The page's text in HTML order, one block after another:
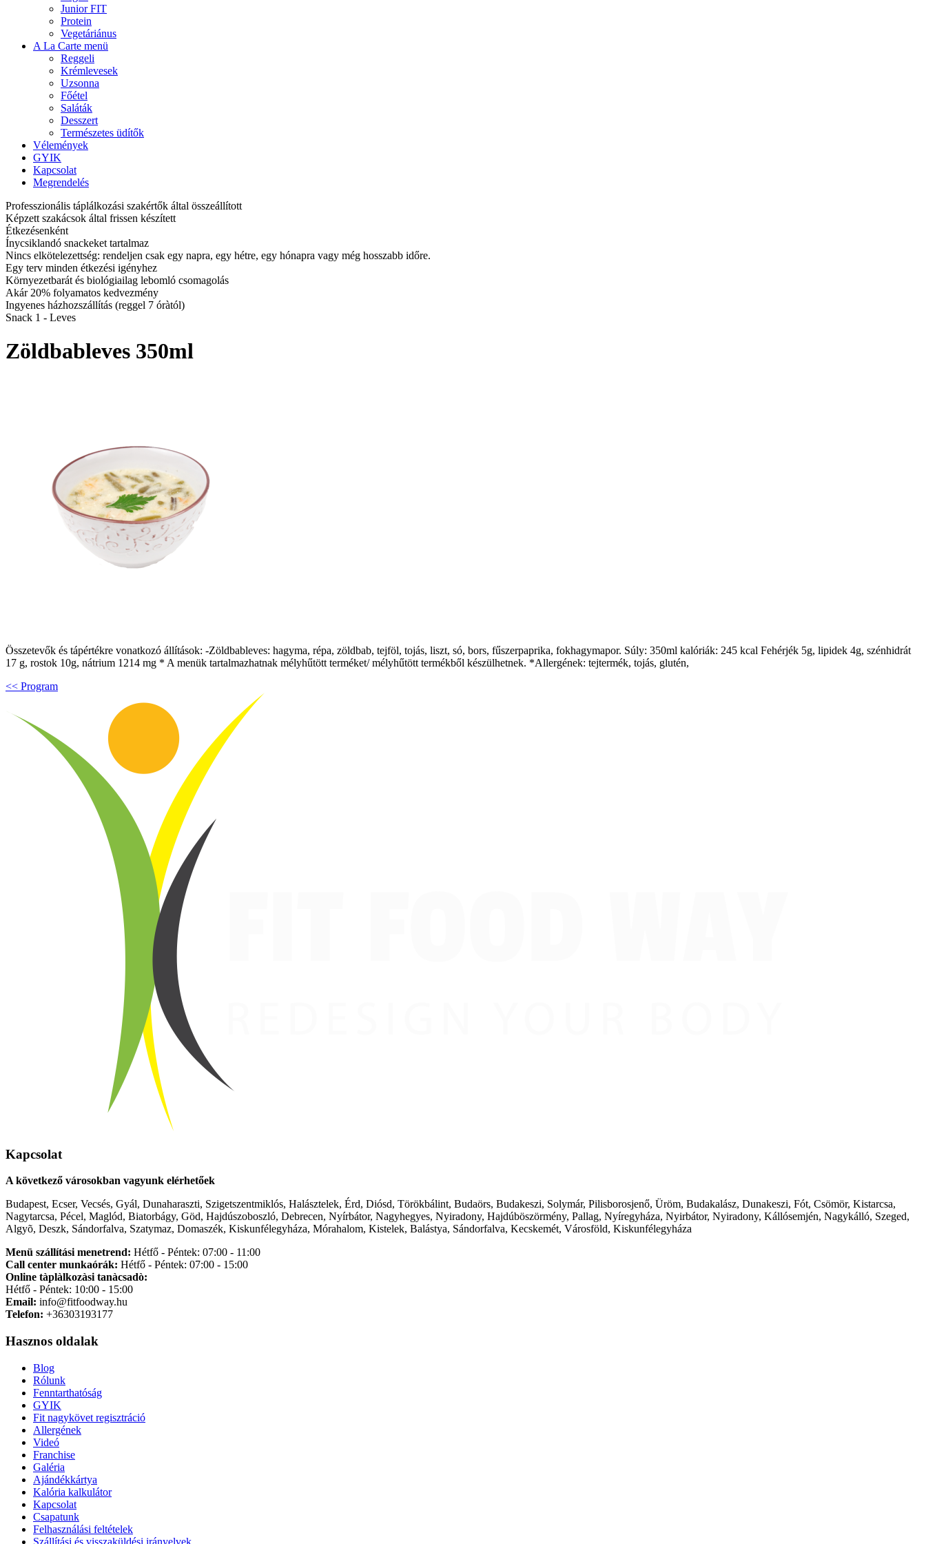
Junior FIT
Protein
Vegetáriánus
A La Carte menü
Reggeli
Krémlevesek
Uzsonna
Főétel
Saláták
Desszert
Természetes üdítők
Vélemények
GYIK
Kapcsolat
Megrendelés
Professzionális táplálkozási szakértők által összeállított
Képzett szakácsok által frissen készített
Étkezésenként
Ínycsiklandó snackeket tartalmaz
Nincs elkötelezettség: rendeljen csak egy napra, egy hétre, egy hónapra vagy még hosszabb időre.
Egy terv minden étkezési igényhez
Környezetbarát és biológiailag lebomló csomagolás
Akár 20% folyamatos kedvezmény
Ingyenes házhozszállítás (reggel 7 óràtól)
Snack 1 - Leves
Zöldbableves 350ml
Összetevők és tápértékre vonatkozó állítások: -Zöldbableves: hagyma, répa, zöldbab, tejföl, tojás, liszt, só, bors, fűszerpaprika, fokhagymapor. Súly: 350ml kalóriák: 245 kcal Fehérjék 5g, lipidek 4g, szénhidrát
17 g, rostok 10g, nátrium 1214 mg * A menük tartalmazhatnak mélyhűtött terméket/ mélyhűtött termékből készülhetnek. *Allergének: tejtermék, tojás, glutén,
<< Program
Kapcsolat
A következő városokban vagyunk elérhetőek
Budapest, Ecser, Vecsés, Gyál, Dunaharaszti, Szigetszentmiklós, Halásztelek, Érd, Diósd, Törökbálint, Budaörs, Budakeszi, Solymár, Pilisborosjenő, Üröm, Budakalász, Dunakeszi, Fót, Csömör, Kistarcsa,
Nagytarcsa, Pécel, Maglód, Biatorbágy, Göd, Hajdúszoboszló, Debrecen, Nyírbátor, Nagyhegyes, Nyiradony, Hajdúböszörmény, Pallag, Nyíregyháza, Nyirbátor, Nyiradony, Kállósemjén, Nagykálló, Szeged,
Algyõ, Deszk, Sándorfalva, Szatymaz, Domaszék, Kiskunfélegyháza, Mórahalom, Kistelek, Balástya, Sándorfalva, Kecskemét, Városföld, Kiskunfélegyháza
Menü szállítási menetrend: Hétfő - Péntek: 07:00 - 11:00
Call center munkaórák: Hétfő - Péntek: 07:00 - 15:00
Online tàplàlkozàsi tanàcsadò:
Hétfő - Péntek: 10:00 - 15:00
Email: info@fitfoodway.hu
Telefon: +36303193177
Hasznos oldalak
Blog
Rólunk
Fenntarthatóság
GYIK
Fit nagykövet regisztráció
Allergének
Videó
Franchise
Galéria
Ajándékkártya
Kalória kalkulátor
Kapcsolat
Csapatunk
Felhasználási feltételek
Szállítási és visszaküldési irányelvek